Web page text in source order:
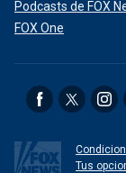
Podcasts de FOX
FOX One
Tus